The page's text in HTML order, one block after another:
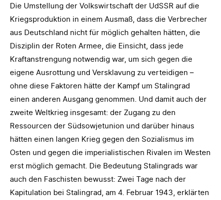
Die Umstellung der Volkswirtschaft der UdSSR auf die
Kriegsproduktion in einem Ausmaß, dass die Verbrecher
aus Deutschland nicht für möglich gehalten hätten, die
Disziplin der Roten Armee, die Einsicht, dass jede
Kraftanstrengung notwendig war, um sich gegen die
eigene Ausrottung und Versklavung zu verteidigen –
ohne diese Faktoren hätte der Kampf um Stalingrad
einen anderen Ausgang genommen. Und damit auch der
zweite Weltkrieg insgesamt: der Zugang zu den
Ressourcen der Südsowjetunion und darüber hinaus
hätten einen langen Krieg gegen den Sozialismus im
Osten und gegen die imperialistischen Rivalen im Westen
erst möglich gemacht. Die Bedeutung Stalingrads war
auch den Faschisten bewusst: Zwei Tage nach der
Kapitulation bei Stalingrad, am 4. Februar 1943, erklärten